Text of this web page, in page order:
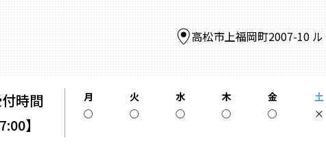
高松市上福岡町2007-10
時間
】
月 火 水 木 金 土
○
○ ○ ○ ○ ×